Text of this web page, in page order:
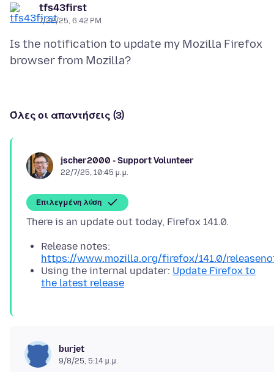
tfs43first
7/22/25, 6:42 PM
Is the notification to update my Mozilla Firefox
Όλες οι απαντήσεις (3)
jscher2000 - Support Volunteer
22/7/25, 10:45 μ.μ.
Επιλεγμένη λύση
Release notes:
https://www.mozilla.org/firefox/141.0/
Using the internal updater: Update Firefox to
the latest release
burjet
9/8/25, 5:14 μ.μ.